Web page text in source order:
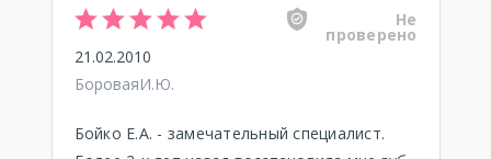
Не
проверено
21.02.2010
БороваяИ.Ю.
Бойко Е.А. - замечательный специалист.